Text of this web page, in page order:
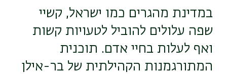
במדינת מהגרים כמו ישראל, קשיי
שפה עלולים להוביל לטעויות קשות
ואף לעלות בחיי אדם. תוכנית
המתורגמנות הקהילתית של בר-אילן